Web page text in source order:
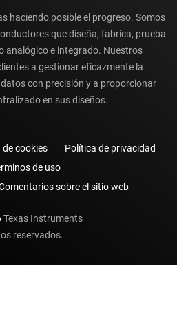
haciendo posible el progreso. Somos
que diseña, fabrica, prueba
analógico e integrado. Nuestros
a gestionar eficazmente la
con precisión y a proporcionar
en sus diseños.
de cookies
Política de privacidad
de uso
sobre el sitio web
Texas Instruments
reservados.